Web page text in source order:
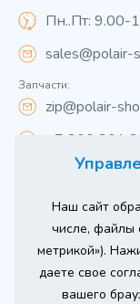
Наш сайт
числе, файлы
метрикой»).
даете свое
вашего
Пн..Пт: 9.00-
sales@polair-
Запчасти:
zip@polair-
+7 800 301
Вся информация на
справочный характер
офертой в
Для получения
стоимости указанных
пожалуйста,
телефону